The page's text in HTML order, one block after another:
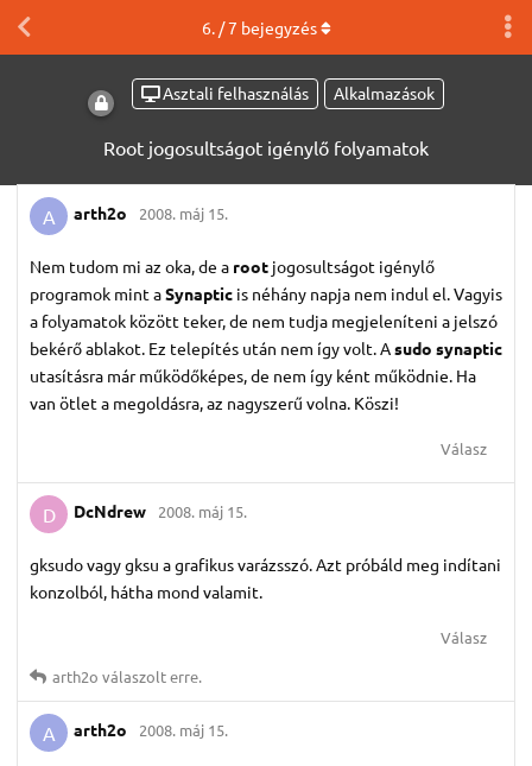
Asztali felhasználás Alkalmazások
Root jogosultságot igénylő folyamatok
6. /7 bejegyzés
A arth2o 2008. máj 15.
Nem tudom mi az oka, de a root jogosultságot igénylő
programok mint aSynaptic is néhány napja nem indul el. Vagyis
a folyamatok között teker, de nem tudja megjeleníteni a jelszó
bekérő ablakot. Ez telepítés után nem így volt. Asudo synaptic
utasításra már működőképes, de nem így ként működnie. Ha
van ötlet a megoldásra, az nagyszerű volna. Köszi!
Válasz
D DcNdrew 2008. máj 15.
gksudo vagy gksu a grafikus varázsszó. Azt próbáld meg indítani
konzolból, hátha mond valamit.
Válasz
arth2o válaszolt erre.
A arth2o 2008. máj 15.